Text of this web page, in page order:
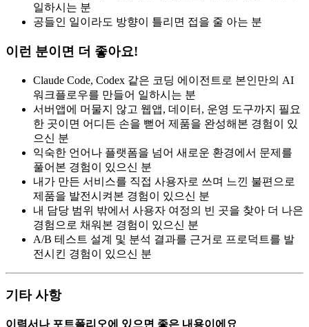
일하시는 분
공들인 일이라도 방향이 틀리면 접을 줄 아는 분
이런 분이면 더 좋아요!
Claude Code, Codex 같은 코딩 에이전트로 본인만의 AI
워크플로우를 만들어 일하시는 분
서버앱에 머물지 않고 웹앱, 데이터, 운영 도구까지 필요
한 곳이면 어디든 손을 뻗어 제품을 완성해본 경험이 있
으신 분
익숙한 언어나 플랫폼을 넘어 새로운 환경에서 문제를
풀어본 경험이 있으신 분
내가 만든 서비스를 직접 사용자로 쓰며 느낀 불편으로
제품을 발전시켜본 경험이 있으신 분
내 담당 범위 밖에서 사용자 여정의 빈 곳을 찾아 더 나은
경험으로 채워본 경험이 있으신 분
A/B 테스트 설계 및 분석 결과를 근거로 프로덕트를 발
전시킨 경험이 있으신 분
기타 사항
이력서나 포트폴리오에 있으면 좋은 내용이에요